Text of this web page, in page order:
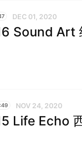
DEC 01, 2020
Sound Art
NOV 24, 2020
Life Echo